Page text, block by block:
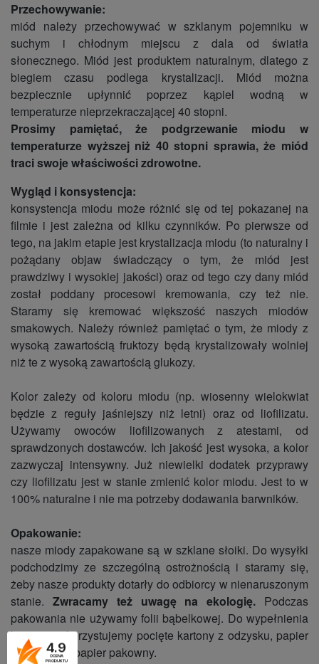
Przechowywanie:
miód należy przechowywać w szklanym pojemniku w
suchym i chłodnym miejscu z dala od światła
słonecznego. Miód jest produktem naturalnym, dlatego z
biegiem czasu podlega krystalizacji. Miód można
bezpiecznie upłynnić poprzez kąpiel wodną w
temperaturze nieprzekraczającej 40 stopni.
Prosimy pamiętać, że podgrzewanie miodu w
temperaturze wyższej niż 40 stopni sprawia, że miód
traci swoje właściwości zdrowotne.
Wygląd i konsystencja:
konsystencja miodu może różnić się od tej pokazanej na
filmie i jest zależna od kilku czynników. Po pierwsze od
tego, na jakim etapie jest krystalizacja miodu (to naturalny i
pożądany objaw świadczący o tym, że miód jest
prawdziwy i wysokiej jakości) oraz od tego czy dany miód
został poddany procesowi kremowania, czy też nie.
Staramy się kremować większość naszych miodów
smakowych. Należy również pamiętać o tym, że miody z
wysoką zawartością fruktozy będą krystalizowały wolniej
niż te z wysoką zawartością glukozy.
Kolor zależy od koloru miodu (np. wiosenny wielokwiat
będzie z reguły jaśniejszy niż letni) oraz od liofilizatu.
Używamy owoców liofilizowanych z atestami, od
sprawdzonych dostawców. Ich jakość jest wysoka, a kolor
zazwyczaj intensywny. Już niewielki dodatek przyprawy
czy liofilizatu jest w stanie zmienić kolor miodu. Jest to w
100% naturalne i nie ma potrzeby dodawania barwników.
Opakowanie:
nasze miody zapakowane są w szklane słoiki. Do wysyłki
podchodzimy ze szczególną ostrożnością i staramy się,
żeby nasze produkty dotarły do odbiorcy w nienaruszonym
stanie. Zwracamy też uwagę na ekologię. Podczas
pakowania nie używamy folii bąbelkowej. Do wypełnienia
kartonu wykorzystujemy pocięte kartony z odzysku, papier
bąbelkowy i papier pakowny.
4.9
OCENA
PRODUKTU